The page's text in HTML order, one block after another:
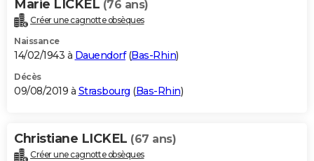
Marie LICKEL (76 ans)
Créer une cagnotte obsèques
Naissance
14/02/1943 à Dauendorf(Bas-Rhin)
Décès
09/08/2019 à Strasbourg (Bas-Rhin)
Christiane LICKEL (67 ans)
Créer une cagnotte obsèques